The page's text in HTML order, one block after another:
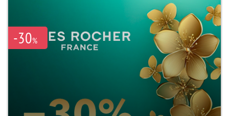
-30%